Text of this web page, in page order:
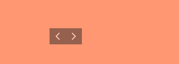
ForrigeNæste